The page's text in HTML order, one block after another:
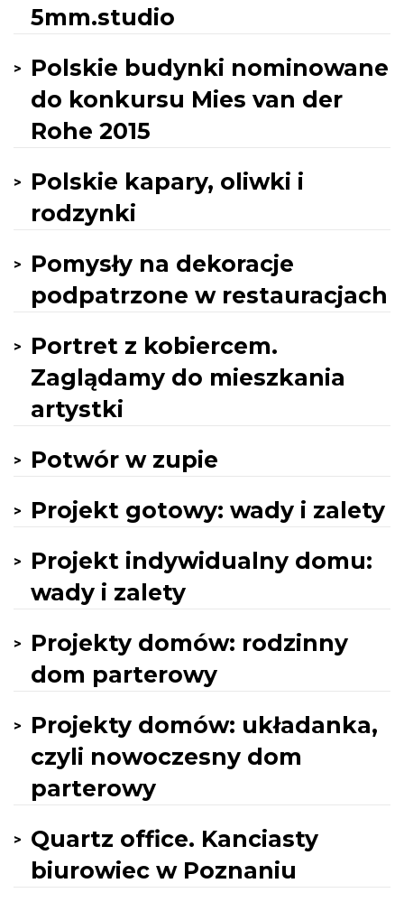
5mm.studio
Polskie budynki nominowane
do konkursu Mies van der
Rohe 2015
Polskie kapary, oliwki i
rodzynki
Pomysły na dekoracje
podpatrzone w restauracjach
Portret z kobiercem.
Zaglądamy do mieszkania
artystki
Potwór w zupie
Projekt gotowy: wady i zalety
Projekt indywidualny domu:
wady i zalety
Projekty domów: rodzinny
dom parterowy
Projekty domów: układanka,
czyli nowoczesny dom
parterowy
Quartz office. Kanciasty
biurowiec w Poznaniu